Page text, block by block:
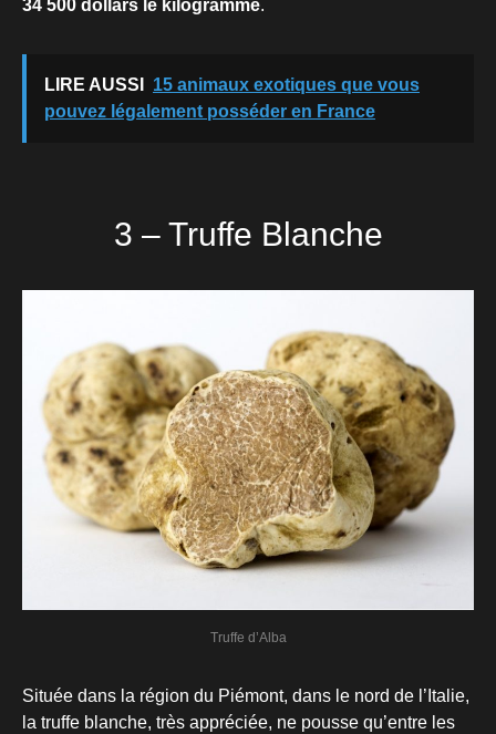
34 500 dollars le kilogramme.
LIRE AUSSI
15 animaux exotiques que vous
pouvez légalement posséder en France
3 – Truffe Blanche
Truffe d’Alba
Située dans la région du Piémont, dans le nord de l’Italie,
la truffe blanche, très appréciée, ne pousse qu’entre les